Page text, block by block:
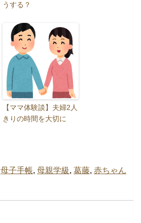
うする？
【ママ体験談】夫婦2人
きりの時間を大切に
母子手帳, 母親学級, 葛藤, 赤ちゃん